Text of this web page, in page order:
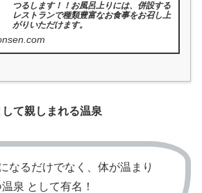
つるします！！お風呂上りには、併設する
レストランで種類豊富なお食事をお召し上
がりいただけます。
して親しまれる温泉
なるだけでなく、体が温まり
泉 として有名！